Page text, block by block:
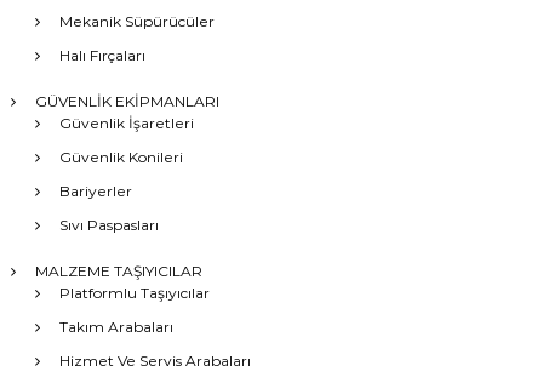
Mekanik Süpürücüler
Halı Fırçaları
GÜVENLİK EKİPMANLARI
Güvenlik İşaretleri
Güvenlik Konileri
Bariyerler
Sıvı Paspasları
MALZEME TAŞIYICILAR
Platformlu Taşıyıcılar
Takım Arabaları
Hizmet Ve Servis Arabaları